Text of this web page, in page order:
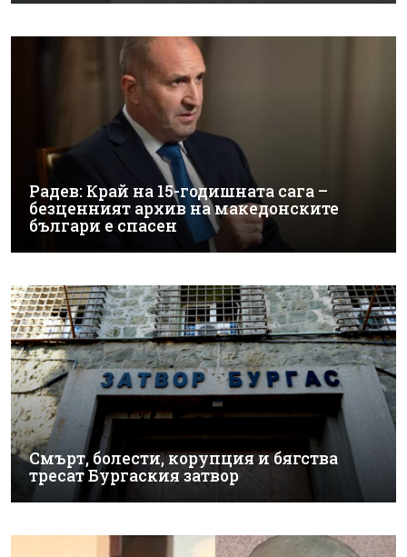
Радев: Край на 15-годишната сага –
безценният архив на македонските
българи е спасен
Смърт, болести, корупция и бягства
тресат Бургаския затвор